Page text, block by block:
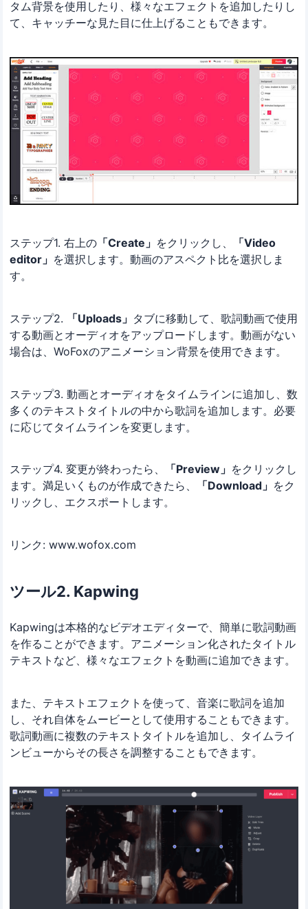
タム背景を使用したり、様々なエフェクトを追加したりし
て、キャッチーな見た目に仕上げることもできます。
ステップ1. 右上の 「Create」 をクリックし、
「Video
editor」 を選択します。動画のアスペクト比を選択しま
す。
ステップ2. 「Uploads」 タブに移動して、歌詞動画で使用
する動画とオーディオをアップロードします。動画がない
場合は、WoFoxのアニメーション背景を使用できます。
ステップ3. 動画とオーディオをタイムラインに追加し、数
多くのテキストタイトルの中から歌詞を追加します。必要
に応じてタイムラインを変更します。
ステップ4. 変更が終わったら、 「Preview」 をクリックし
ます。満足いくものが作成できたら、
「Download」 をク
リックし、エクスポートします。
リンク: www.wofox.com
ツール2. Kapwing
Kapwingは本格的なビデオエディターで、簡単に歌詞動画
を作ることができます。アニメーション化されたタイトル
テキストなど、様々なエフェクトを動画に追加できます。
また、テキストエフェクトを使って、音楽に歌詞を追加
し、それ自体をムービーとして使用することもできます。
歌詞動画に複数のテキストタイトルを追加し、タイムライ
ンビューからその長さを調整することもできます。